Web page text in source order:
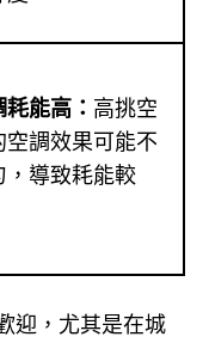
耗能高： 高挑空
空調效果可能不
，導致耗能較
迎，尤其是在城